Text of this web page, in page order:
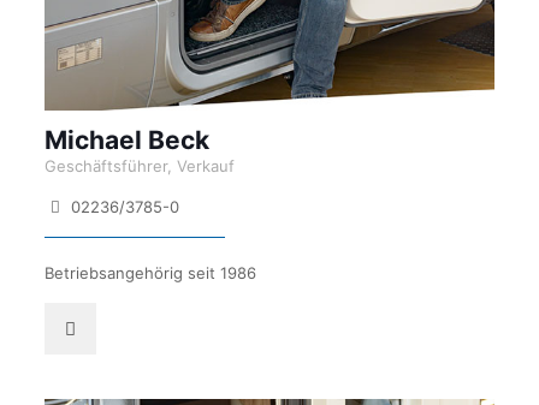
Michael Beck
Geschäftsführer, Verkauf
02236/3785-0
Betriebsangehörig seit 1986